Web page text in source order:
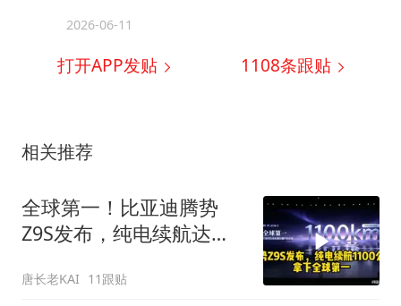
2026-06-11
打开APP发贴 1108条跟贴
相关推荐
全球第一！比亚迪腾势
Z9S发布，纯电续航达
唐长老KAI 11跟贴